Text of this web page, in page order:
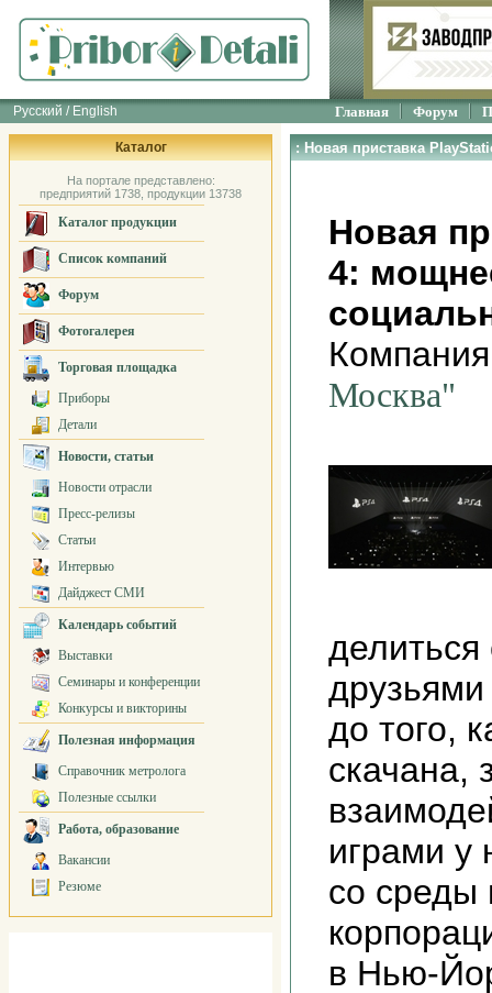
Русский / English Главная Форум
Каталог
На портале представлено:
предприятий 1738, продукции 13738
Каталог продукции
Список компаний
Форум
Фотогалерея
Торговая площадка
Приборы
Детали
Новости, статьи
Новости отрасли
Пресс-релизы
Статьи
Интервью
Дайджест СМИ
Календарь событий
Выставки
Семинары и конференции
Конкурсы и викторины
Полезная информация
Справочник метролога
Полезные ссылки
Работа, образование
Вакансии
Резюме
: Новая приставка
Новая
4:
Москва"
друзьями
до того,
скачана,
играми у
со среды
в Нью-